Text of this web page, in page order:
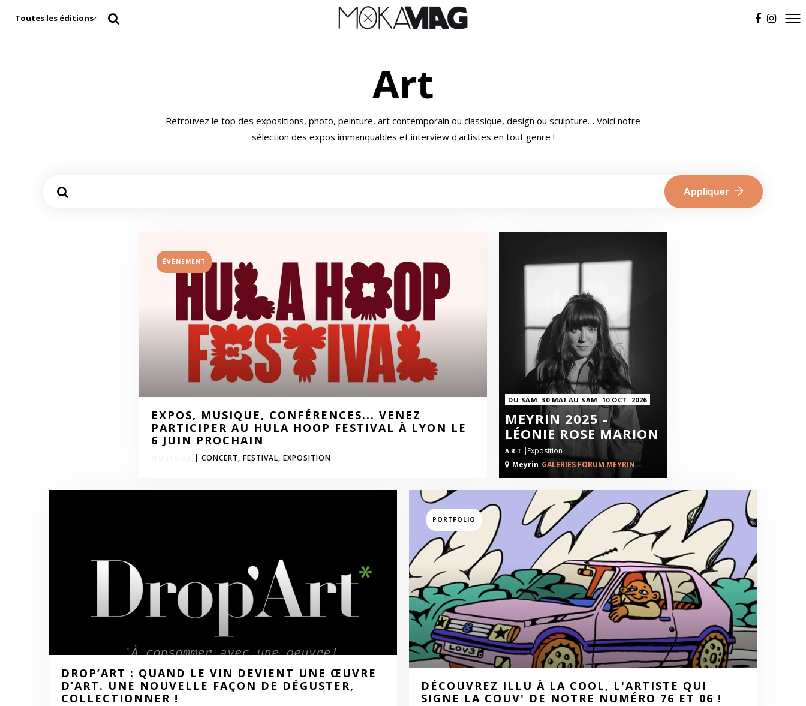
Toutes les éditions
Art
Retrouvez le top des expositions, photo, peinture, art contemporain ou classique, design ou sculpture… Voici notre
sélection des expos immanquables et interview d'artistes en tout genre !
Appliquer
EXPOS, MUSIQUE, CONFÉRENCES... VENEZ
PARTICIPER AU HULA HOOP FESTIVAL À LYON LE
6 JUIN PROCHAIN
| CONCERT, FESTIVAL, EXPOSITION
ÉVÈNEMENT
DU SAM. 30 MAI AU SAM. 10 OCT. 2026
MEYRIN 2025 -
LÉONIE ROSE MARION
ART |Exposition
Meyrin GALERIES FORUM MEYRIN
DROP’ART : QUAND LE VIN DEVIENT UNE ŒUVRE
D’ART. UNE NOUVELLE FAÇON DE DÉGUSTER,
COLLECTIONNER !
DÉCOUVREZ ILLU À LA COOL, L'ARTISTE QUI
SIGNE LA COUV' DE NOTRE NUMÉRO 76 ET 06 !
PORTFOLIO